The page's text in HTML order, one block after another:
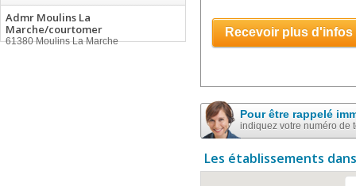
Admr Moulins La
Marche/courtomer
61380 Moulins La Marche
Recevoir plus d'infos
Pour être rappelé
indiquez votre numéro de
Les établissements